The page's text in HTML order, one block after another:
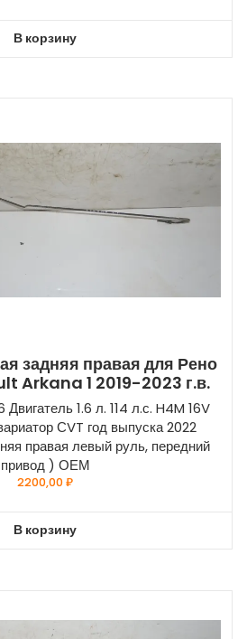
В корзину
задняя правая для Рено
Arkana 1 2019-2023 г.в.
1.6 л. 114 л.с. H4M 16V
СVT год выпуска 2022
правая левый руль, передний
привод ) ОЕМ
2200,00₽
В корзину